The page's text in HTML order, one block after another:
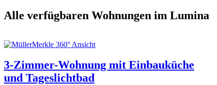
Alle verfügbaren Wohnungen im Lumina
3-Zimmer-Wohnung mit Einbauküche
und Tageslichtbad